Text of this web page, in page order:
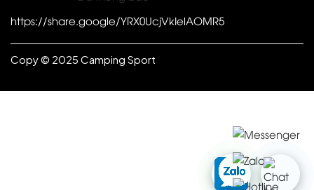
https://share.google/YRX0UcjVkIelAOMR5
Copy © 2025 Camping Sport